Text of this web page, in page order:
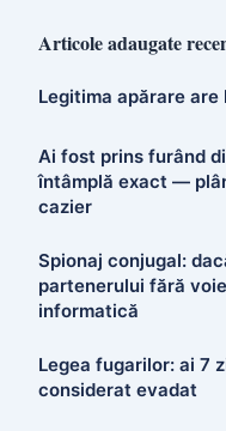
Articole adaugate
Legitima apărare
Ai fost prins furând
întâmplă exact —
cazier
Spionaj conjugal:
partenerului fără
informatică
Legea fugarilor: ai 7
considerat evadat